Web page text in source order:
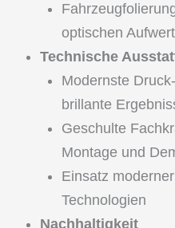
optischen
Technische
Modernste
brillante
Geschulte
Montage und
Einsatz
Technologien
Nachhaltigkeit